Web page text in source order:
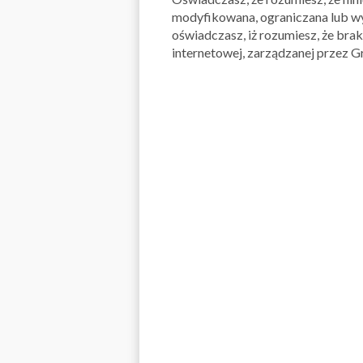
modyfikowana, ograniczana lub
oświadczasz, iż rozumiesz, że
internetowej, zarządzanej przez